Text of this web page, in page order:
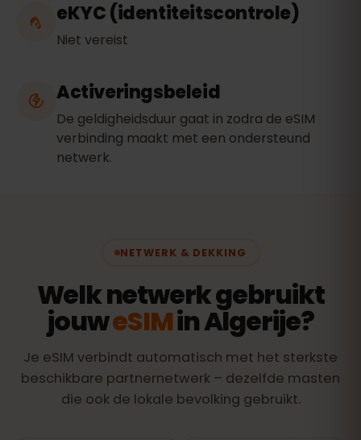
eKYC (identiteitscontrole)
Niet vereist
Activeringsbeleid
De geldigheidsduur gaat in zodra de eSIM
verbinding maakt met een ondersteund
netwerk.
NETWERK & DEKKING
Welk netwerk gebruikt
jouweSIMin Algerije?
Je eSIM verbindt automatisch met het sterkste
beschikbare partnernetwerk – dezelfde masten
die ook de lokale bevolking gebruikt.